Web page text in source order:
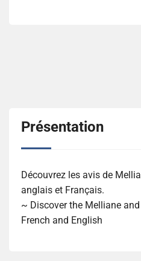
Présentation
Découvrez les avis de
anglais et Français.
~ Discover the Melliane
French and English